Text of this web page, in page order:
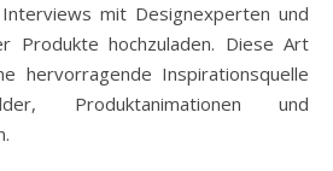
mit Designexperten und
Produkte hochzuladen. Diese Art
hervorragende Inspirationsquelle
Produktanimationen und